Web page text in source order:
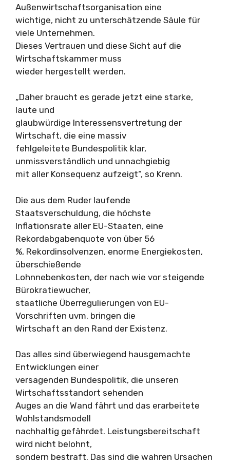
Außenwirtschaftsorganisation eine
wichtige, nicht zu unterschätzende Säule für
viele Unternehmen.
Dieses Vertrauen und diese Sicht auf die
Wirtschaftskammer muss
wieder hergestellt werden.
„Daher braucht es gerade jetzt eine starke,
laute und
glaubwürdige Interessensvertretung der
Wirtschaft, die eine massiv
fehlgeleitete Bundespolitik klar,
unmissverständlich und unnachgiebig
mit aller Konsequenz aufzeigt“, so Krenn.
Die aus dem Ruder laufende
Staatsverschuldung, die höchste
Inflationsrate aller EU-Staaten, eine
Rekordabgabenquote von über 56
%, Rekordinsolvenzen, enorme Energiekosten,
überschießende
Lohnnebenkosten, der nach wie vor steigende
Bürokratiewucher,
staatliche Überregulierungen von EU-
Vorschriften uvm. bringen die
Wirtschaft an den Rand der Existenz.
Das alles sind überwiegend hausgemachte
Entwicklungen einer
versagenden Bundespolitik, die unseren
Wirtschaftsstandort sehenden
Auges an die Wand fährt und das erarbeitete
Wohlstandsmodell
nachhaltig gefährdet. Leistungsbereitschaft
wird nicht belohnt,
sondern bestraft. Das sind die wahren Ursachen